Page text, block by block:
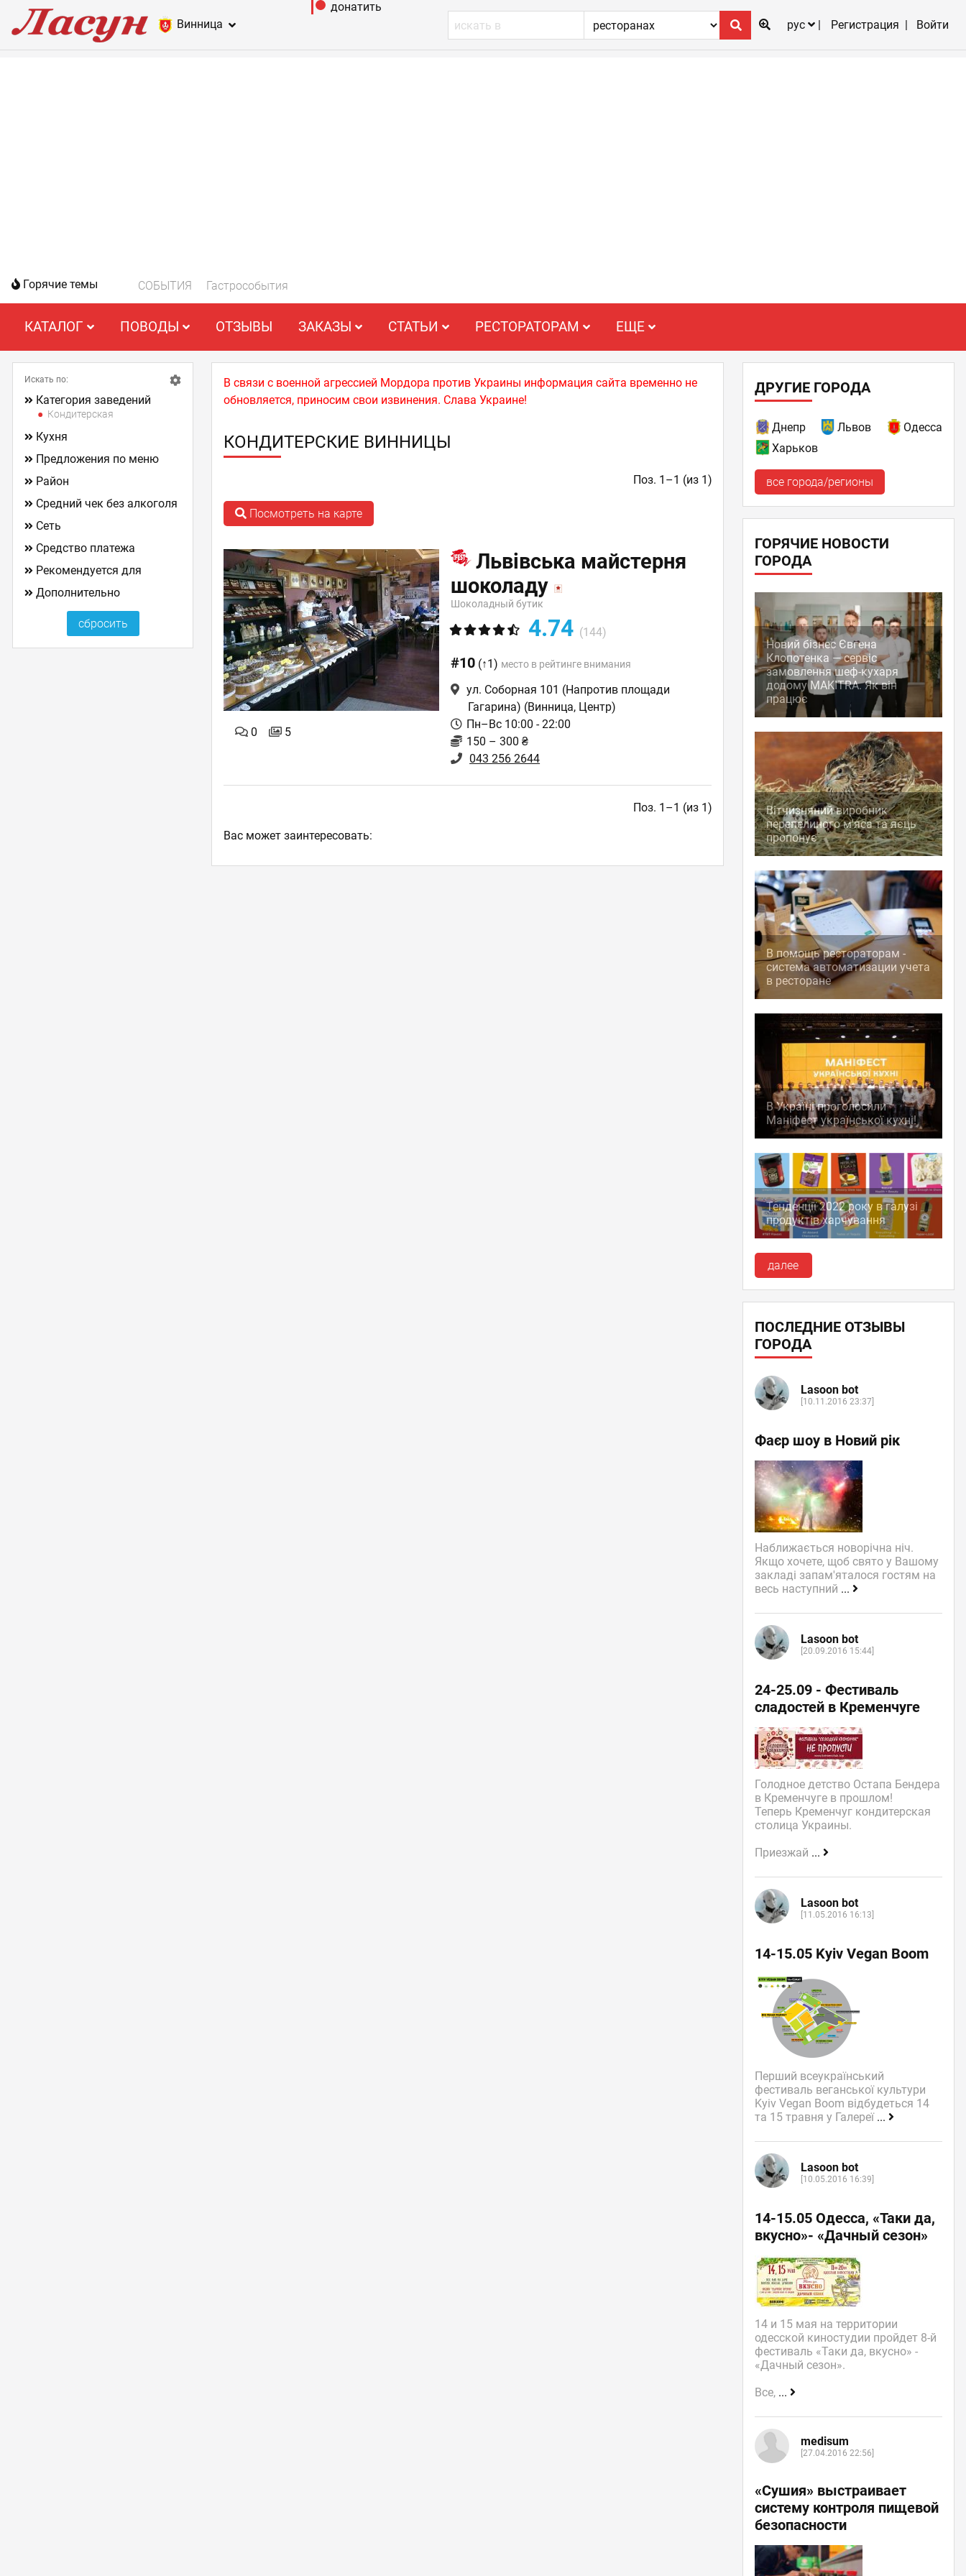
Винница
донатить
рус
Регистрация Войти
Горячие темы СОБЫТИЯ Гастрособытия
КАТАЛОГ ПОВОДЫ ОТЗЫВЫ ЗАКАЗЫ СТАТЬИ РЕСТОРАТОРАМ ЕЩЕ
В связи с военной агрессией Мордора против Украины информация сайта временно не
обновляется, приносим свои извинения. Слава Украине!
КОНДИТЕРСКИЕ ВИННИЦЫ
Поз. 1–1 (из 1)
Посмотреть на карте
0 5
Львівська майстерня
шоколаду
Шоколадный бутик
4.74 (144)
#10 (↑1) место в рейтинге внимания
ул. Соборная 101 (Напротив площади
Гагарина) (Винница, Центр)
Пн–Вс 10:00 - 22:00
150 – 300 ₴
043 256 2644
Поз. 1–1 (из 1)
Искать по:
Категория заведений
Кондитерская
Кухня
Предложения по меню
Район
Средний чек без алкоголя
Сеть
Средство платежа
Рекомендуется для
Дополнительно
Ваc может заинтересовать:
ДРУГИЕ ГОРОДА
Днепр Львов
Одесса
Харьков
все города/регионы
ГОРЯЧИЕ НОВОСТИ
ГОРОДА
Новий бізнес Євгена
Клопотенка — сервіс
замовлення шеф-кухаря
додому MAKITRA. Як він
працює
Вітчизняний виробник
перепелиного м'яса та яєць
пропонує
В помощь рестораторам -
система автоматизации учета
в ресторане
В Україні проголосили
Маніфест української кухні!
Тенденції 2022 року в галузі
продуктів харчування
далее
ПОСЛЕДНИЕ ОТЗЫВЫ
ГОРОДА
Lasoon bot
[10.11.2016 23:37]
Фаєр шоу в Новий рік
Наближається новорічна ніч.
Якщо хочете, щоб свято у Вашому
закладі запам'яталося гостям на
весь наступний ...
Lasoon bot
[20.09.2016 15:44]
24-25.09 - Фестиваль
сладостей в Кременчуге
Голодное детство Остапа Бендера
в Кременчуге в прошлом!
Теперь Кременчуг кондитерская
столица Украины.
Приезжай ...
Lasoon bot
[11.05.2016 16:13]
14-15.05 Kyiv Vegan Boom
Перший всеукраїнський
фестиваль веганської культури
Kyiv Vegan Boom відбудеться 14
та 15 травня у Галереї ...
Lasoon bot
[10.05.2016 16:39]
14-15.05 Одесса, «Таки да,
вкусно»- «Дачный сезон»
14 и 15 мая на территории
одесской киностудии пройдет 8-й
фестиваль «Таки да, вкусно» -
«Дачный сезон».
Все, ...
medisum
[27.04.2016 22:56]
«Сушия» выстраивает
систему контроля пищевой
безопасности